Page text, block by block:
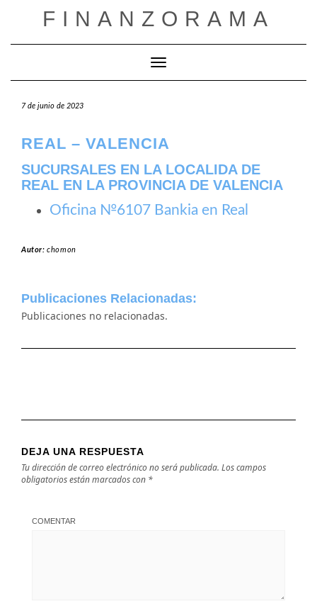
FINANZORAMA
Cambiar modo de navegación
7 de junio de 2023
REAL – VALENCIA
SUCURSALES EN LA LOCALIDA DE
REAL EN LA PROVINCIA DE VALENCIA
Oficina №6107 Bankia en Real
Autor:chomon
Publicaciones Relacionadas:
Publicaciones no relacionadas.
DEJA UNA RESPUESTA
Tu dirección de correo electrónico no será publicada. Los campos
obligatorios están marcados con *
COMENTAR